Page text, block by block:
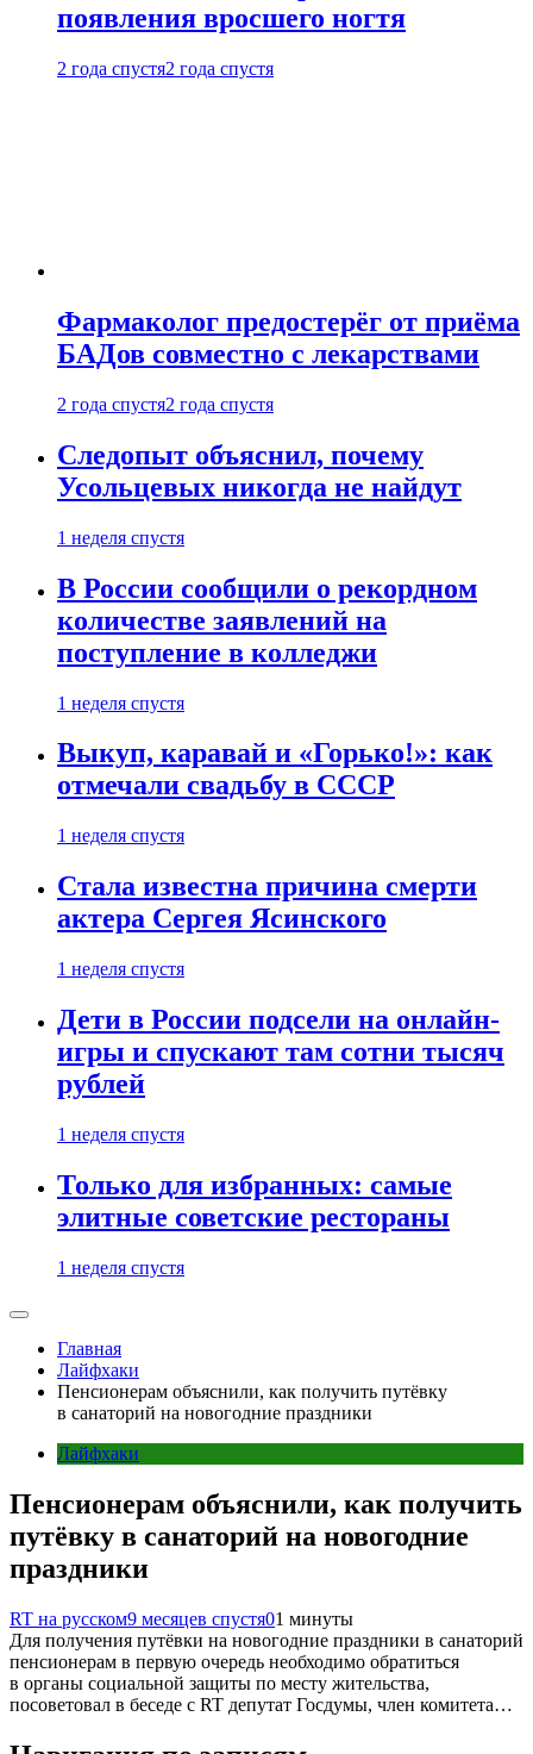
появления вросшего ногтя
2 года спустя2 года спустя
Фармаколог предостерёг от приёма
БАДов совместно с лекарствами
2 года спустя2 года спустя
Следопыт объяснил, почему
Усольцевых никогда не найдут
1 неделя спустя
В России сообщили о рекордном
количестве заявлений на
поступление в колледжи
1 неделя спустя
Выкуп, каравай и «Горько!»: как
отмечали свадьбу в СССР
1 неделя спустя
Стала известна причина смерти
актера Сергея Ясинского
1 неделя спустя
Дети в России подсели на онлайн-
игры и спускают там сотни тысяч
рублей
1 неделя спустя
Только для избранных: самые
элитные советские рестораны
1 неделя спустя
Главная
Лайфхаки
Пенсионерам объяснили, как получить путёвку
в санаторий на новогодние праздники
Лайфхаки
Пенсионерам объяснили, как получить
путёвку в санаторий на новогодние
праздники
RT на русском9 месяцев спустя01 минуты
Для получения путёвки на новогодние праздники в санаторий
пенсионерам в первую очередь необходимо обратиться
в органы социальной защиты по месту жительства,
посоветовал в беседе с RT депутат Госдумы, член комитета…